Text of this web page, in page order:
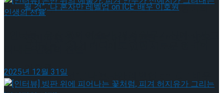
[인터뷰] “세계 어디에도 없던 새로운 형태의
이호원
공연이 될 것”, ‘나 혼자만 레벨업 on ICE’ 배우
2025년 12월 31일